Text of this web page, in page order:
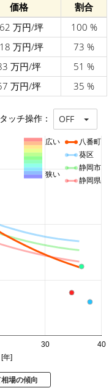
価格
割合
万円/坪
100 %
万円/坪
73 %
万円/坪
51 %
万円/坪 35 %
ッチ操作： OFF
30 40
]
八番町
葵区
静岡市
静岡県
広い
狭い
場の傾向